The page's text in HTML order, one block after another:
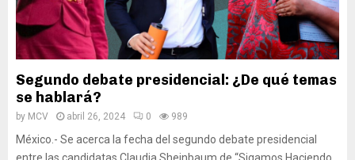
Segundo debate presidencial: ¿De qué temas
se hablará?
by MCV abril 26, 2024 0 989
México.- Se acerca la fecha del segundo debate presidencial